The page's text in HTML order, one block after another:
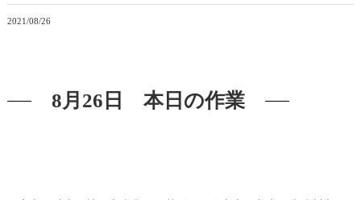
2021/08/26
8月26日 本日の作業